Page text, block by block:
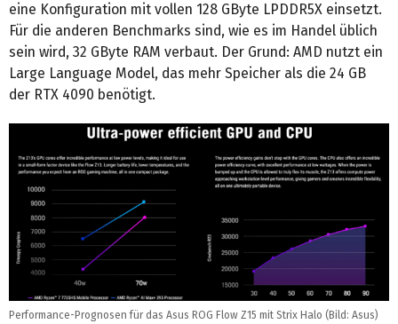
eine Konfiguration mit vollen 128 GByte LPDDR5X einsetzt.
Für die anderen Benchmarks sind, wie es im Handel üblich
sein wird, 32 GByte RAM verbaut. Der Grund: AMD nutzt ein
Large Language Model, das mehr Speicher als die 24 GB
der RTX 4090 benötigt.
Performance-Prognosen für das Asus ROG Flow Z15 mit Strix Halo (Bild: Asus)